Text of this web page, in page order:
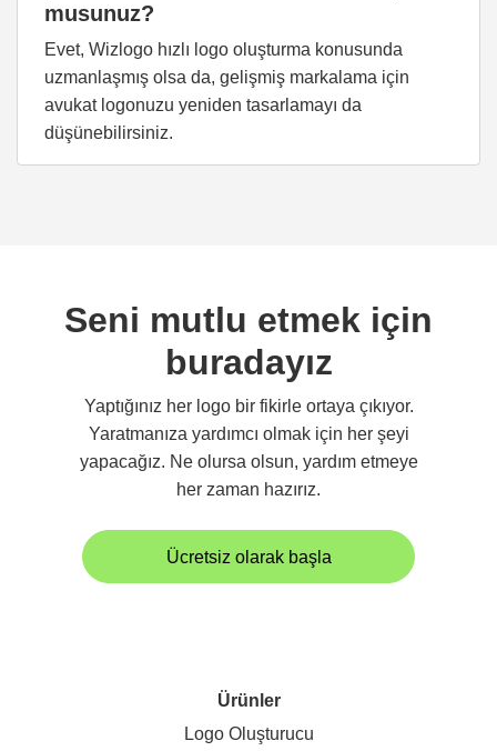
musunuz?
Evet, Wizlogo hızlı logo oluşturma konusunda
uzmanlaşmış olsa da, gelişmiş markalama için
avukat logonuzu yeniden tasarlamayı da
düşünebilirsiniz.
Seni mutlu etmek için
buradayız
Yaptığınız her logo bir fikirle ortaya çıkıyor.
Yaratmanıza yardımcı olmak için her şeyi
yapacağız. Ne olursa olsun, yardım etmeye
her zaman hazırız.
Ücretsiz olarak başla
Ürünler
Logo Oluşturucu